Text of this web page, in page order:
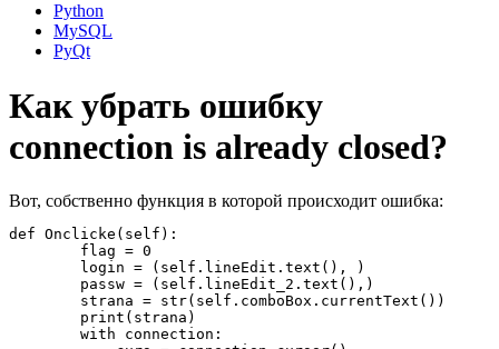
Python
MySQL
PyQt
Как убрать ошибку
connection is already closed?
Вот, собственно функция в которой происходит ошибка:
def Onclicke(self):
        flag = 0
        login = (self.lineEdit.text(), )
        passw = (self.lineEdit_2.text(),)
        strana = str(self.comboBox.currentText())
        print(strana)
        with connection: